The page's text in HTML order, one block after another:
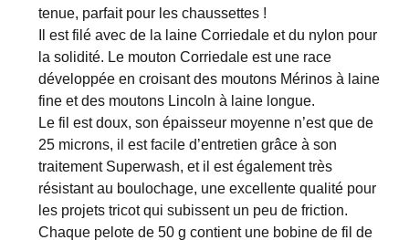
tenue, parfait pour les chaussettes !
Il est filé avec de la laine Corriedale et du nylon pour
la solidité. Le mouton Corriedale est une race
développée en croisant des moutons Mérinos à laine
fine et des moutons Lincoln à laine longue.
Le fil est doux, son épaisseur moyenne n’est que de
25 microns, il est facile d’entretien grâce à son
traitement Superwash, et il est également très
résistant au boulochage, une excellente qualité pour
les projets tricot qui subissent un peu de friction.
Chaque pelote de 50 g contient une bobine de fil de